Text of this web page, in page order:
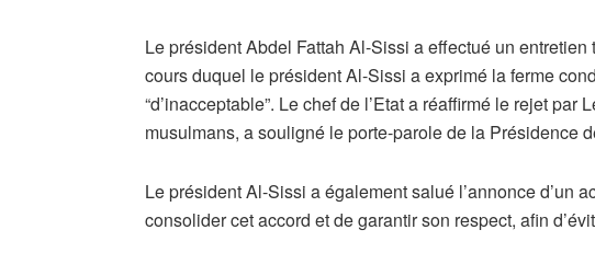
Le président Abdel Fattah Al-Sissi a effectué un
cours duquel le président Al-Sissi a exprimé la ferme
“d’inacceptable”. Le chef de l’Etat a réaffirmé le rejet
musulmans, a souligné le porte-parole de la Présidence
Le président Al-Sissi a également salué l’annonce d’un
consolider cet accord et de garantir son respect, afin